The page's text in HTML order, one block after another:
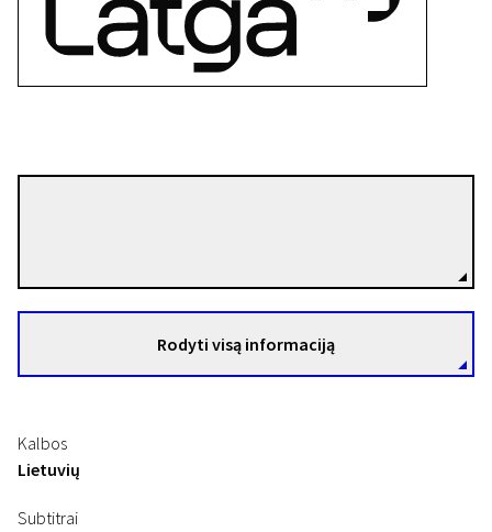
17 min. | Drama | N/A
Rodyti visą informaciją
Kalbos
Lietuvių
Subtitrai